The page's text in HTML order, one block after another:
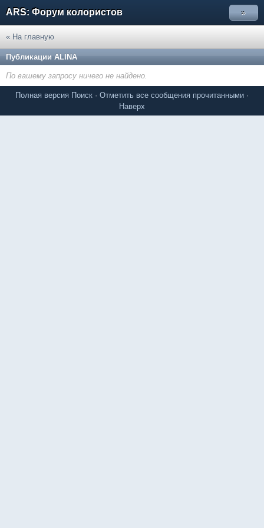
ARS: Форум колористов »
« На главную
Публикации ALINA
По вашему запросу ничего не найдено.
Полная версия Поиск · Отметить все сообщения прочитанными ·
Наверх